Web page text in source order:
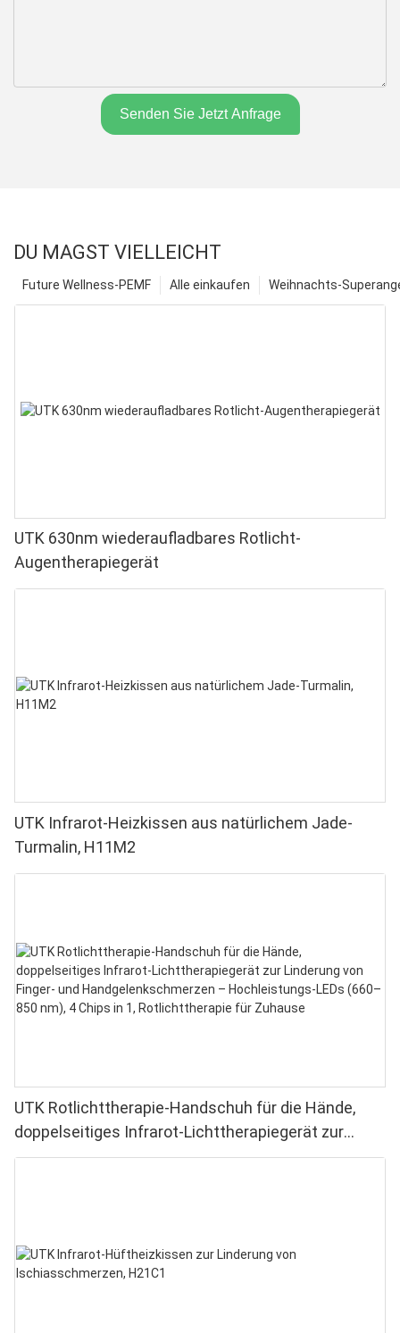
Senden Sie Jetzt Anfrage
DU MAGST VIELLEICHT
Weihnachts-
Alle einkaufen
Future Wellness-PEMF
UTK 630nm wiederaufladbares Rotlicht-
Augentherapiegerät
UTK Infrarot-Heizkissen aus natürlichem Jade-
Turmalin, H11M2
UTK Rotlichttherapie-Handschuh für die Hände,
doppelseitiges Infrarot-Lichttherapiegerät zur
Linderung von Finger- und Handgelenkschmerzen –